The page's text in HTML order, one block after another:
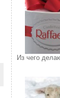
Из чего